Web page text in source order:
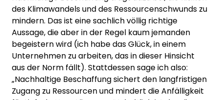
des Klimawandels und des Ressourcenschwunds zu
mindern. Das ist eine sachlich völlig richtige
Aussage, die aber in der Regel kaum jemanden
begeistern wird (ich habe das Glück, in einem
Unternehmen zu arbeiten, das in dieser Hinsicht
aus der Norm fällt). Stattdessen sage ich also:
„Nachhaltige Beschaffung sichert den langfristigen
Zugang zu Ressourcen und mindert die Anfälligkeit